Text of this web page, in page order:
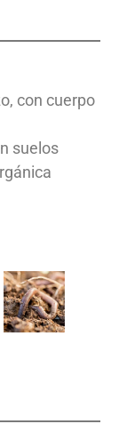
con cuerpo
suelos